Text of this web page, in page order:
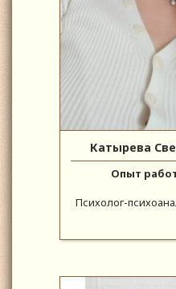
Катырева
Опыт
Психолог-